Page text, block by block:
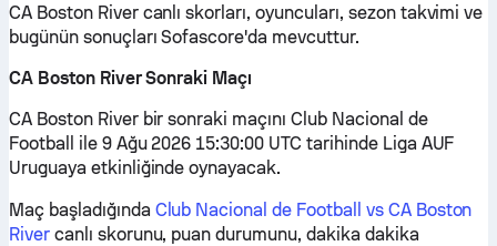
CA Boston River canlı skorları, oyuncuları, sezon takvimi ve
bugünün sonuçları Sofascore'da mevcuttur.
CA Boston River Sonraki Maçı
CA Boston River bir sonraki maçını Club Nacional de
Football ile 9 Ağu 2026 15:30:00 UTC tarihinde Liga AUF
Uruguaya etkinliğinde oynayacak.
Maç başladığında Club Nacional de Football vs CA Boston
Rivercanlı skorunu, puan durumunu, dakika dakika